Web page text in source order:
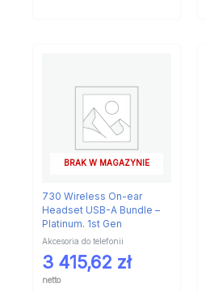
BRAK W MAGAZYNIE
730 Wireless On-ear
Headset USB-A Bundle –
Platinum. 1st Gen
Akcesoria do telefonii
3 415,62 zł
netto